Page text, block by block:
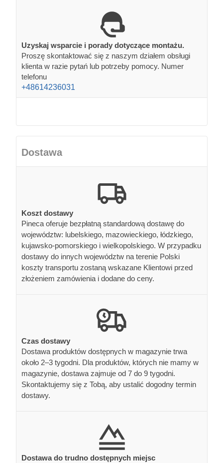
Uzyskaj wsparcie i porady dotyczące montażu.
Proszę skontaktować się z naszym działem obsługi
klienta w razie pytań lub potrzeby pomocy. Numer
telefonu
+48614236031
Dostawa
Koszt dostawy
Pineca oferuje bezpłatną standardową dostawę do
województw: lubelskiego, mazowieckiego, łódzkiego,
kujawsko-pomorskiego i wielkopolskiego. W przypadku
dostawy do innych województw na terenie Polski
koszty transportu zostaną wskazane Klientowi przed
złożeniem zamówienia i dodane do ceny.
Czas dostawy
Dostawa produktów dostępnych w magazynie trwa
około 2–3 tygodni. Dla produktów, których nie mamy w
magazynie, dostawa zajmuje od 7 do 9 tygodni.
Skontaktujemy się z Tobą, aby ustalić dogodny termin
dostawy.
Dostawa do trudno dostępnych miejsc